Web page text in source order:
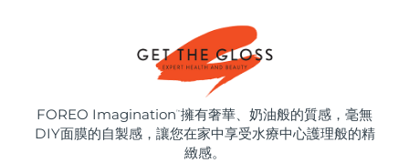
FOREO Imagination ™ 擁有奢華、奶油般的質感，毫無
DIY面膜的自製感，讓您在家中享受水療中心護理般的精
緻感。